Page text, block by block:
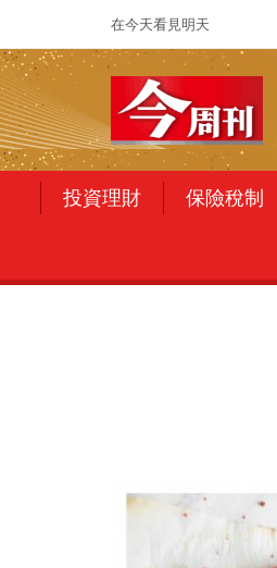
在今天看見明天
投資理財 保險稅制